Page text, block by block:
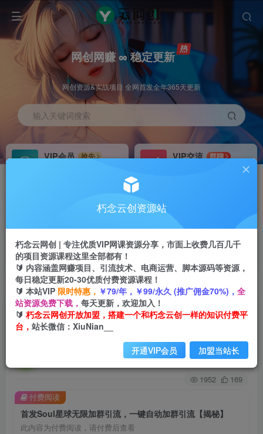
网创网赚 ∞ 稳定更新
网创资源&实战项目 全网首发全年365天更新
输入关键词搜索
VIP会员
抢先
VIP交流
群聊
研究探讨更多创业项目路子。
会员专属推广链接
四导航 导航
APP下载
GO
首页 创业课程 会员免费 正文
首发Soul星球无限加群引流，一键自动加群引流
【揭秘】
关注 私信
1952 169
首发Soul星球无限加群引流，一键自动加群引流【揭秘】
此内容为付费阅读，请付费后查看
付费阅读
朽念云创资源站
朽念云网创 | 专注优质VIP网课资源分享，市面上收费几百几千
的项目资源课程这里全部都有！
🔰 内容涵盖网赚项目、引流技术、电商运营、脚本源码等资源，
每日稳定更新20-30优质付费资源课程！
🔰 本站VIP 限时特惠， ￥79/年，￥99/永久 (推广佣金70%)， 全
站资源免费下载， 每天更新，欢迎加入！
🔰 朽念云网创开放加盟，搭建一个和朽念云创一样的知识付费平
台， 站长微信：XiuNian__
开通VIP会员 加盟当站长